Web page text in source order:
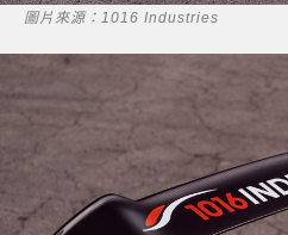
圖片來源：1016 Industries